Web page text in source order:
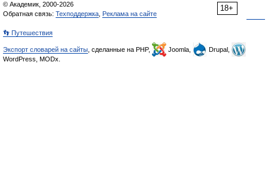
18+
© Академик, 2000-2026
Обратная связь: Техподдержка Реклама на сайте
👣 Путешествия
Экспорт словарей на сайты , сделанные на PHP, Joomla,
Drupal,
WordPress, MODx.